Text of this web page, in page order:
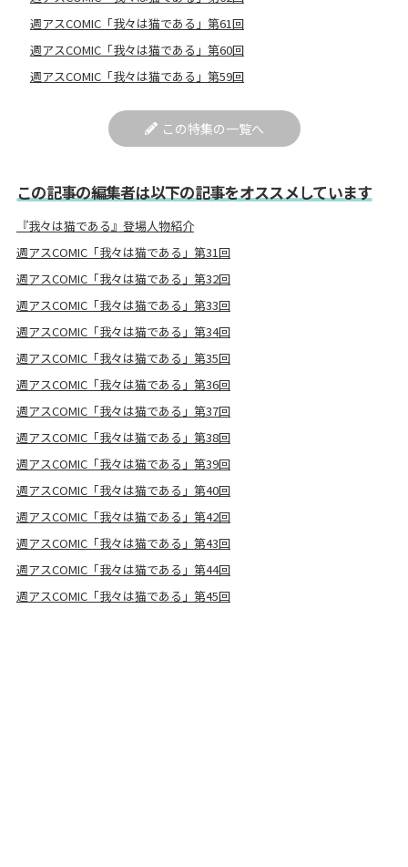
週アスCOMIC「我々は猫である」第61回
週アスCOMIC「我々は猫である」第60回
週アスCOMIC「我々は猫である」第59回
この特集の一覧へ
この記事の編集者は以下の記事をオススメしています
『我々は猫である』登場人物紹介
週アスCOMIC「我々は猫である」第31回
週アスCOMIC「我々は猫である」第32回
週アスCOMIC「我々は猫である」第33回
週アスCOMIC「我々は猫である」第34回
週アスCOMIC「我々は猫である」第35回
週アスCOMIC「我々は猫である」第36回
週アスCOMIC「我々は猫である」第37回
週アスCOMIC「我々は猫である」第38回
週アスCOMIC「我々は猫である」第39回
週アスCOMIC「我々は猫である」第40回
週アスCOMIC「我々は猫である」第42回
週アスCOMIC「我々は猫である」第43回
週アスCOMIC「我々は猫である」第44回
週アスCOMIC「我々は猫である」第45回